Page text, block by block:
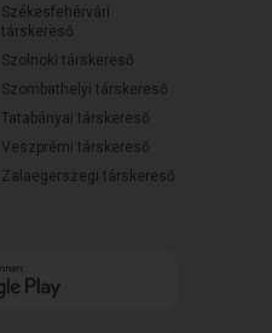
Székesfehérvári
társkereső
Szolnoki társkereső
Szombathelyi társkereső
Tatabányai társkereső
Veszprémi társkereső
Zalaegerszegi társkereső